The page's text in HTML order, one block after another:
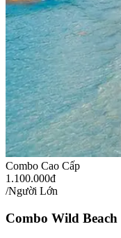
Combo Cao Cấp
1.100.000đ
/Người Lớn
Combo Wild